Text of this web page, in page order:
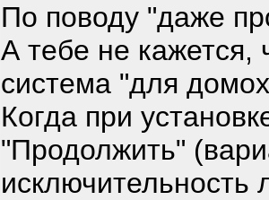
По поводу "даже
А тебе не кажется,
система "для
Когда при
"Продолжить"
исключительность